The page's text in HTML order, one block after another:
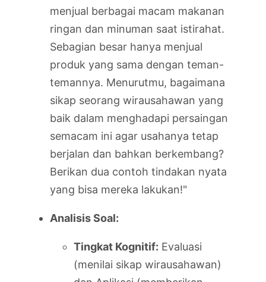
menjual berbagai macam makanan
ringan dan minuman saat istirahat.
Sebagian besar hanya menjual
produk yang sama dengan teman-
temannya. Menurutmu, bagaimana
sikap seorang wirausahawan yang
baik dalam menghadapi persaingan
semacam ini agar usahanya tetap
berjalan dan bahkan berkembang?
Berikan dua contoh tindakan nyata
yang bisa mereka lakukan!"
Analisis Soal:
Tingkat Kognitif: Evaluasi
(menilai sikap wirausahawan)